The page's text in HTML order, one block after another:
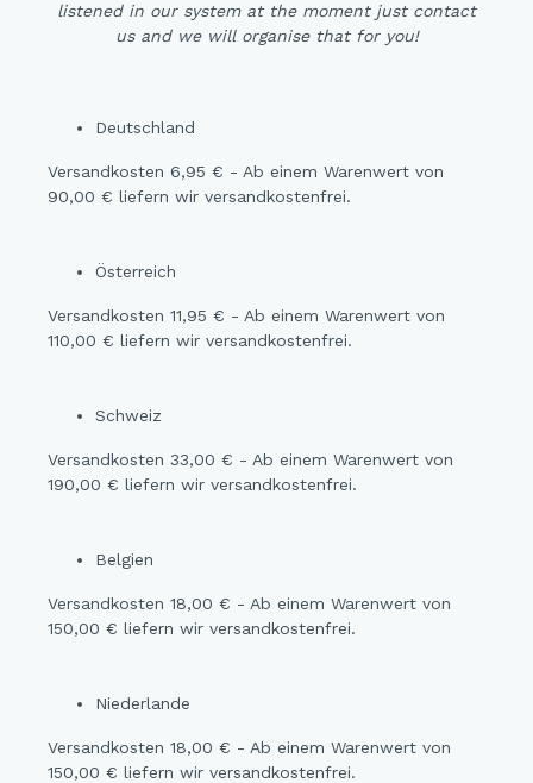
listened in our system at the moment just contact
us and we will organise that for you!
Deutschland
Versandkosten 6,95 € - Ab einem Warenwert von
90,00 € liefern wir versandkostenfrei.
Österreich
Versandkosten 11,95 € - Ab einem Warenwert von
110,00 € liefern wir versandkostenfrei.
Schweiz
Versandkosten 33,00 € - Ab einem Warenwert von
190,00 € liefern wir versandkostenfrei.
Belgien
Versandkosten 18,00 € - Ab einem Warenwert von
150,00 € liefern wir versandkostenfrei.
Niederlande
Versandkosten 18,00 € - Ab einem Warenwert von
150,00 € liefern wir versandkostenfrei.